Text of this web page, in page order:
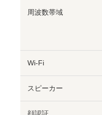
周波数帯域
Wi-Fi
スピーカー
顔認証